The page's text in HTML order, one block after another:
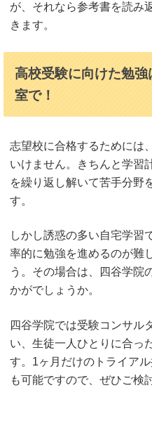
が、それなら参考書を読み
きます。
高校受験に向けた勉
室で！
志望校に合格するためには
いけません。きちんと学習
を繰り返し解いて苦手分野
す。
しかし誘惑の多い自宅学習
率的に勉強を進めるのが難
う。その場合は、四谷学院
かがでしょうか。
四谷学院では受験コンサル
い、生徒一人ひとりに合っ
す。1ヶ月だけのトライア
も可能ですので、ぜひご検